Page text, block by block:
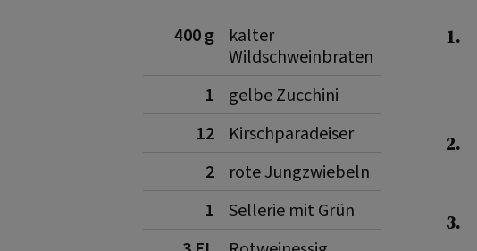
400 g
kalter
Wildschweinbraten
1
gelbe Zucchini
12
Kirschparadeiser
2
rote Jungzwiebeln
1
Sellerie mit Grün